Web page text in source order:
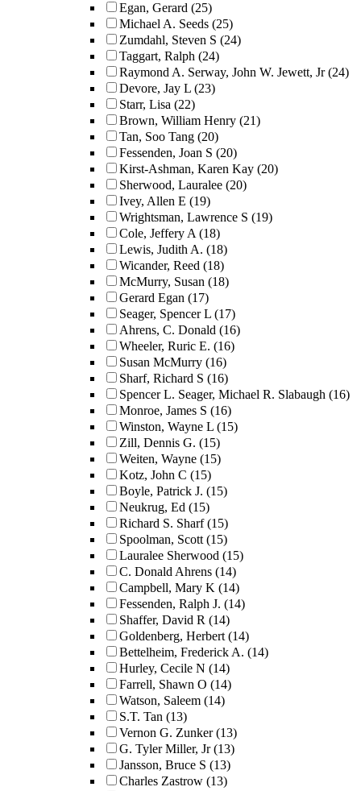
Egan, Gerard (25)
Michael A. Seeds (25)
Zumdahl, Steven S (24)
Taggart, Ralph (24)
Raymond A. Serway, John W. Jewett, Jr (24)
Devore, Jay L (23)
Starr, Lisa (22)
Brown, William Henry (21)
Tan, Soo Tang (20)
Fessenden, Joan S (20)
Kirst-Ashman, Karen Kay (20)
Sherwood, Lauralee (20)
Ivey, Allen E (19)
Wrightsman, Lawrence S (19)
Cole, Jeffery A (18)
Lewis, Judith A. (18)
Wicander, Reed (18)
McMurry, Susan (18)
Gerard Egan (17)
Seager, Spencer L (17)
Ahrens, C. Donald (16)
Wheeler, Ruric E. (16)
Susan McMurry (16)
Sharf, Richard S (16)
Spencer L. Seager, Michael R. Slabaugh (16)
Monroe, James S (16)
Winston, Wayne L (15)
Zill, Dennis G. (15)
Weiten, Wayne (15)
Kotz, John C (15)
Boyle, Patrick J. (15)
Neukrug, Ed (15)
Richard S. Sharf (15)
Spoolman, Scott (15)
Lauralee Sherwood (15)
C. Donald Ahrens (14)
Campbell, Mary K (14)
Fessenden, Ralph J. (14)
Shaffer, David R (14)
Goldenberg, Herbert (14)
Bettelheim, Frederick A. (14)
Hurley, Cecile N (14)
Farrell, Shawn O (14)
Watson, Saleem (14)
S.T. Tan (13)
Vernon G. Zunker (13)
G. Tyler Miller, Jr (13)
Jansson, Bruce S (13)
Charles Zastrow (13)